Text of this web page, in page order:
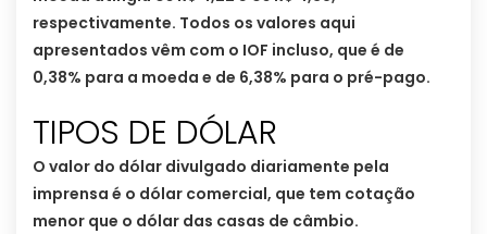
respectivamente. Todos os valores aqui
apresentados vêm com o IOF incluso, que é de
0,38% para a moeda e de 6,38% para o pré-pago.
TIPOS DE DÓLAR
O valor do dólar divulgado diariamente pela
imprensa é o dólar comercial, que tem cotação
menor que o dólar das casas de câmbio.